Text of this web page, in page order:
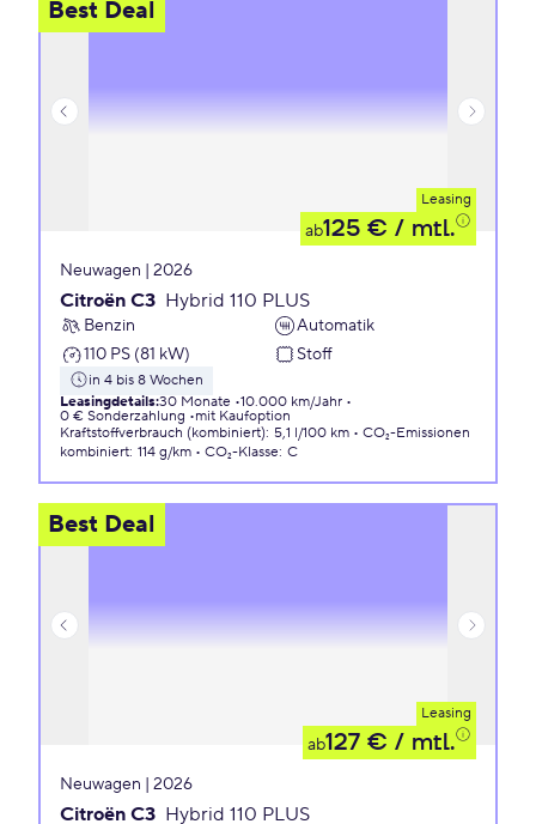
Best Deal
Leasing
ab125 € / mtl.
Neuwagen | 2026
Citroën C3 Hybrid 110 PLUS
Benzin
Automatik
110 PS (81 kW)
Stoff
in 4 bis 8 Wochen
Leasingdetails:30 Monate 10.000 km/Jahr
0 € Sonderzahlung
mit Kaufoption
Kraftstoffverbrauch (kombiniert): 5,1 l/100 km
CO₂-Emissionen
kombiniert: 114 g/km CO₂-Klasse: C
Best Deal
Leasing
ab127 € / mtl.
Neuwagen | 2026
Citroën C3 Hybrid 110 PLUS